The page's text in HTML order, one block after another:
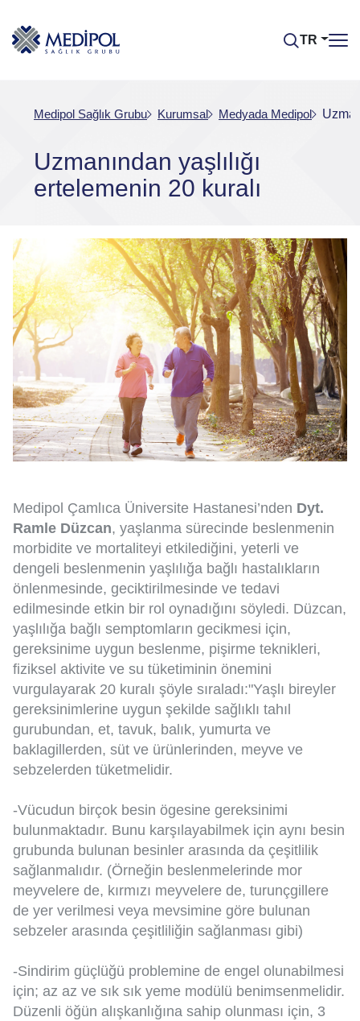
TR
Medipol Sağlık Grubu Kurumsal Medyada Medipol
Uzmanından yaşlılığı
ertelemenin 20 kuralı
Medipol Çamlıca Üniversite Hastanesi’nden Dyt.
Ramle Düzcan, yaşlanma sürecinde beslenmenin
morbidite ve mortaliteyi etkilediğini, yeterli ve
dengeli beslenmenin yaşlılığa bağlı hastalıkların
önlenmesinde, geciktirilmesinde ve tedavi
edilmesinde etkin bir rol oynadığını söyledi. Düzcan,
yaşlılığa bağlı semptomların gecikmesi için,
gereksinime uygun beslenme, pişirme teknikleri,
fiziksel aktivite ve su tüketiminin önemini
vurgulayarak 20 kuralı şöyle sıraladı:"Yaşlı bireyler
gereksinimlerine uygun şekilde sağlıklı tahıl
gurubundan, et, tavuk, balık, yumurta ve
baklagillerden, süt ve ürünlerinden, meyve ve
sebzelerden tüketmelidir.
-Vücudun birçok besin ögesine gereksinimi
bulunmaktadır. Bunu karşılayabilmek için aynı besin
grubunda bulunan besinler arasında da çeşitlilik
sağlanmalıdır. (Örneğin beslenmelerinde mor
meyvelere de, kırmızı meyvelere de, turunçgillere
de yer verilmesi veya mevsimine göre bulunan
sebzeler arasında çeşitliliğin sağlanması gibi)
-Sindirim güçlüğü problemine de engel olunabilmesi
için; az az ve sık sık yeme modülü benimsenmelidir.
Düzenli öğün alışkanlığına sahip olunması için, 3